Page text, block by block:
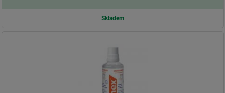
Skladem